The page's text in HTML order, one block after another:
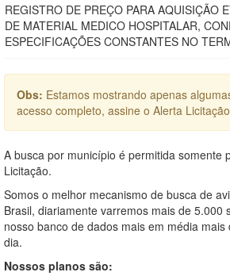
REGISTRO DE PREÇO PARA AQUISIÇÃO
DE MATERIAL MEDICO HOSPITALAR,
ESPECIFICAÇÕES CONSTANTES NO
Obs: Estamos mostrando apenas
acesso completo, assine o Alerta
A busca por município é permitida somente
Licitação.
Somos o melhor mecanismo de busca de
Brasil, diariamente varremos mais de 5.000
nosso banco de dados mais em média
dia.
Nossos planos são: